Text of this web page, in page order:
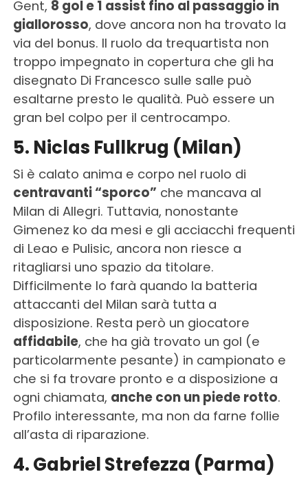
Gent, 8 gol e 1 assist fino al passaggio in
giallorosso, dove ancora non ha trovato la
via del bonus. Il ruolo da trequartista non
troppo impegnato in copertura che gli ha
disegnato Di Francesco sulle salle può
esaltarne presto le qualità. Può essere un
gran bel colpo per il centrocampo.
5. Niclas Fullkrug (Milan)
Si è calato anima e corpo nel ruolo di
centravanti “sporco” che mancava al
Milan di Allegri. Tuttavia, nonostante
Gimenez ko da mesi e gli acciacchi frequenti
di Leao e Pulisic, ancora non riesce a
ritagliarsi uno spazio da titolare.
Difficilmente lo farà quando la batteria
attaccanti del Milan sarà tutta a
disposizione. Resta però un giocatore
affidabile, che ha già trovato un gol (e
particolarmente pesante) in campionato e
che si fa trovare pronto e a disposizione a
ogni chiamata, anche con un piede rotto.
Profilo interessante, ma non da farne follie
all’asta di riparazione.
4. Gabriel Strefezza (Parma)